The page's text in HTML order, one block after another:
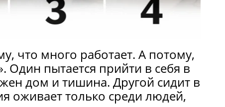
что много работает. А потому,
Один пытается прийти в себя в
дом и тишина. Другой сидит в
оживает только среди людей,